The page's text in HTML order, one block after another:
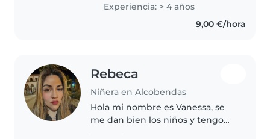
principalmente bebés, niños
pequeños y preescolares.
Experiencia: > 4 años
9,00 €/hora
Rebeca
Niñera en Alcobendas
Hola mi nombre es Vanessa, se
me dan bien los niños y tengo